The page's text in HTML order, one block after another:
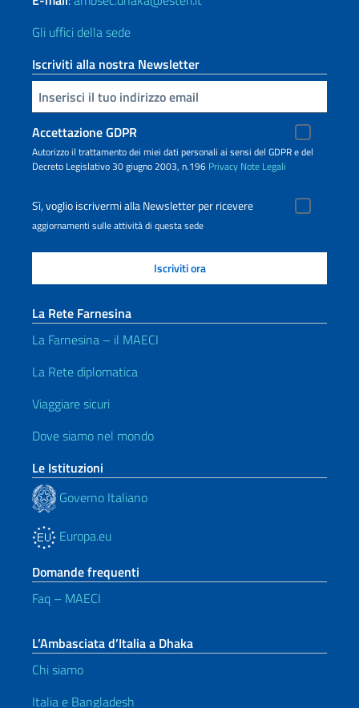
Gli uffici della sede
Iscriviti alla nostra Newsletter
Inserisci la tua email
Accettazione GDPR
Autorizzo il trattamento dei miei dati personali ai sensi del GDPR e del
Decreto Legislativo 30 giugno 2003, n.196 Privacy Note Legali
Sì, voglio iscrivermi alla Newsletter per ricevere
aggiornamenti sulle attività di questa sede
La Rete Farnesina
La Farnesina – il MAECI
La Rete diplomatica
Viaggiare sicuri
Dove siamo nel mondo
Le Istituzioni
Governo Italiano
Europa.eu
Domande frequenti
Faq – MAECI
L’Ambasciata d’Italia a Dhaka
Chi siamo
Italia e Bangladesh